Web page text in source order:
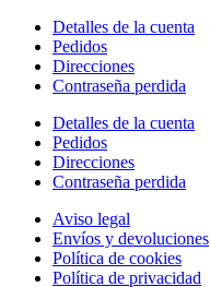
Detalles de la cuenta
Pedidos
Direcciones
Contraseña perdida
Detalles de la cuenta
Pedidos
Direcciones
Contraseña perdida
Aviso legal
Envíos y devoluciones
Política de cookies
Política de privacidad